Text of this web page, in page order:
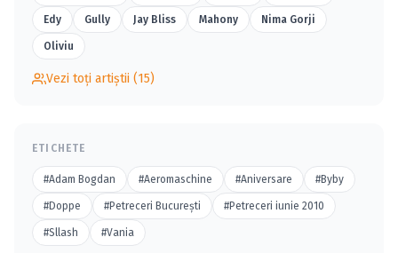
Edy Gully Jay Bliss Mahony Nima Gorji
Oliviu
Vezi toți artiștii (15)
ETICHETE
#Adam Bogdan #Aeromaschine #Aniversare #Byby
#Doppe #Petreceri Bucureşti #Petreceri iunie 2010
#Sllash #Vania